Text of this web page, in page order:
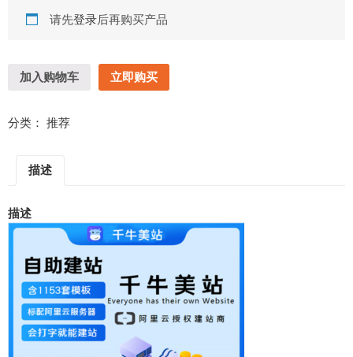
请先登录后再购买产品
加入购物车 立即购买
分类： 推荐
描述
描述